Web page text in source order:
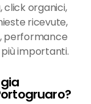
click organici,
ricevute,
performance
importanti.